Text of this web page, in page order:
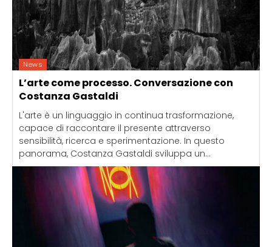
News
L’arte come processo. Conversazione con
Costanza Gastaldi
L'arte è un linguaggio in continua trasformazione,
capace di raccontare il presente attraverso
sensibilità, ricerca e sperimentazione. In questo
panorama, Costanza Gastaldi sviluppa un...